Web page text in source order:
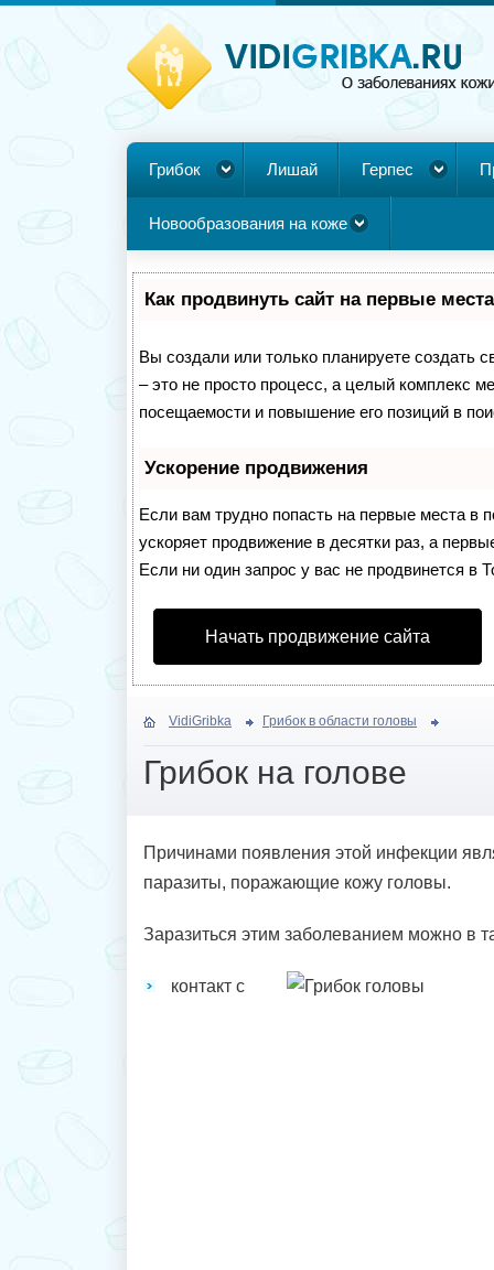
Грибок Лишай Герпес
Новообразования на коже
Как продвинуть сайт на первые
Вы создали или только планируете создать
– это не просто процесс, а целый комплекс
посещаемости и повышение его позиций в
Ускорение продвижения
Если вам трудно попасть на первые места в
ускоряет продвижение в десятки раз, а
Если ни один запрос у вас не продвинется в
Начать продвижение сайта
VidiGribka Грибок в области головы
Грибок на голове
Причинами появления этой инфекции
паразиты, поражающие кожу головы.
Заразиться этим заболеванием можно в
контакт с